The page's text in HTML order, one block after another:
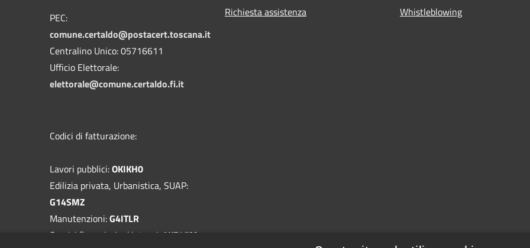
PEC:
comune.certaldo@postacert.toscana.it
Centralino Unico: 05716611
Ufficio Elettorale:
elettorale@comune.certaldo.fi.it
Codici di fatturazione:
Lavori pubblici:OKIKH0
Edilizia privata, Urbanistica, SUAP:
G14SMZ
Manutenzioni:G4ITLR
Servizi finanziari ed interni: 0KF45M
Richiesta assistenza
Whistleblowing